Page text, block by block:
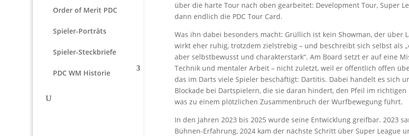
Order of Merit PDC
Spieler-Porträts
Spieler-Steckbriefe
PDC WM Historie
über die harte Tour nach oben gearbeitet: Development Tour, Super
dann endlich die PDC Tour Card.
Was ihn dabei besonders macht: Grüllich ist kein Showman, der über
wirkt eher ruhig, trotzdem zielstrebig – und beschreibt sich selbst als
aber selbstbewusst und charakterstark“. Am Board setzt er auf eine
Technik und mentaler Arbeit – nicht zuletzt, weil er öffentlich offen
das im Darts viele Spieler beschäftigt: Dartitis. Dabei handelt es sich
Blockade bei Dartspielern, die sie daran hindert, den Pfeil im richtigen
was zu einem plötzlichen Zusammenbruch der Wurfbewegung führt.
In den Jahren 2023 bis 2025 wurde seine Entwicklung greifbar. 2023
Bühnen-Erfahrung, 2024 kam der nächste Schritt über Super League